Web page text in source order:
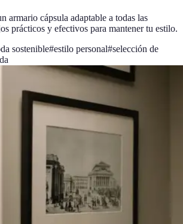
armario cápsula adaptable a todas las
prácticos y efectivos para mantener tu estilo.
sostenible#estilo personal#selección de